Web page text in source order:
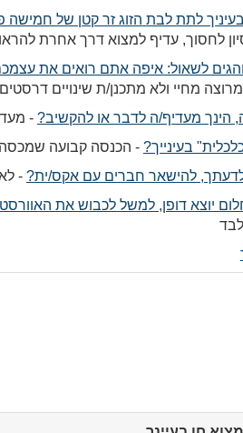
לתת לבת הזוג זר קטן של חמישה
לחסוך, עדיף למצוא דרך אחרת
לשאול: איפה אתם רואים את עצמכם בעוד 5 שנים? איך
מחיי ולא מתכנן/ת שינויים דרסטים
הינך מעדיף/ה לדבר או להקשיב? -
בעינייך? - הכנסה קבועה שמכסה
להישאר חברים עם אקס/ית? -
יוצא דופן, למשל לכבוש את